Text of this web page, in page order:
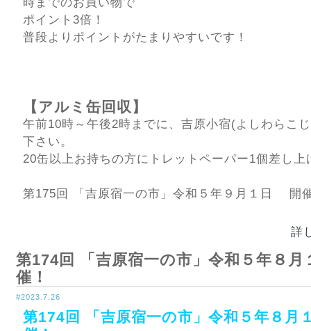
ポイント3倍！
普段よりポイントがたまりやすいです！
【アルミ缶回収】
午前10時～午後2時までに、吉原小宿(よしわらこ
下さい。
20缶以上お持ちの方にトレットペーパー1個差し上
第175回 「吉原宿一の市」令和５年９月１日 開
詳
第174回 「吉原宿一の市」令和５年８月
催！
#2023.7.26
第174回 「吉原宿一の市」令和５年８月